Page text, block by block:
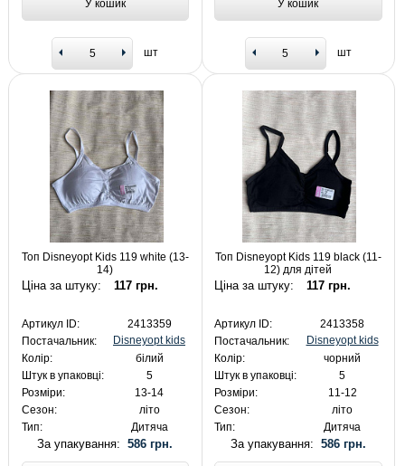
У кошик
шт
У кошик
шт
Топ Disneyopt Kids 119 white (13-
14)
Ціна за штуку: 117 грн.
Артикул ID:
2413359
Постачальник:
Disneyopt kids
Колір:
білий
Штук в упаковці:
5
Розміри:
13-14
Сезон:
літо
Тип:
Дитяча
За упакування:586 грн.
Топ Disneyopt Kids 119 black (11-
12) для дітей
Ціна за штуку: 117 грн.
Артикул ID:
2413358
Постачальник:
Disneyopt kids
Колір:
чорний
Штук в упаковці:
5
Розміри:
11-12
Сезон:
літо
Тип:
Дитяча
За упакування: 586 грн.